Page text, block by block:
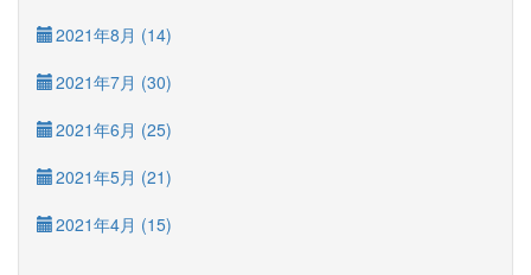
2021年8月 (14)
2021年7月 (30)
2021年6月 (25)
2021年5月 (21)
2021年4月 (15)